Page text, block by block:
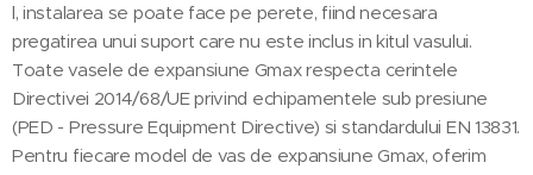
l, instalarea se poate face pe perete, fiind necesara
pregatirea unui suport care nu este inclus in kitul vasului.
Toate vasele de expansiune Gmax respecta cerintele
Directivei 2014/68/UE privind echipamentele sub presiune
(PED - Pressure Equipment Directive) si standardului EN 13831.
Pentru fiecare model de vas de expansiune Gmax, oferim